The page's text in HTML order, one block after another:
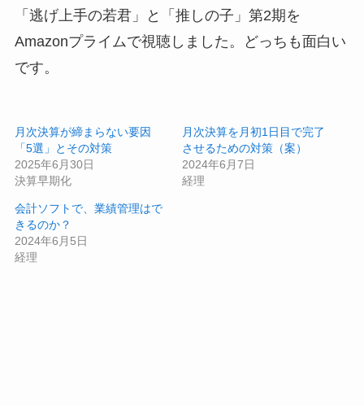
「逃げ上手の若君」と「推しの子」第2期を
Amazonプライムで視聴しました。どっちも面白い
です。
月次決算が締まらない要因
「5選」とその対策
2025年6月30日
決算早期化
月次決算を月初1日目で完了
させるための対策（案）
2024年6月7日
経理
会計ソフトで、業績管理はで
きるのか？
2024年6月5日
経理